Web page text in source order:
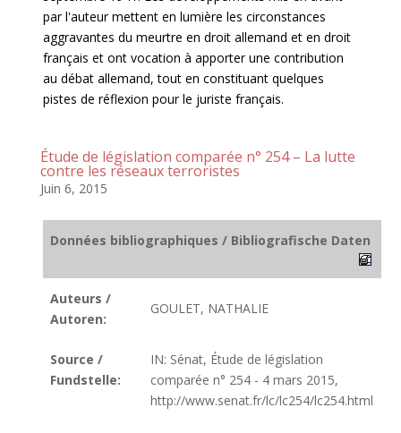
par l'auteur mettent en lumière les circonstances
aggravantes du meurtre en droit allemand et en droit
français et ont vocation à apporter une contribution
au débat allemand, tout en constituant quelques
pistes de réflexion pour le juriste français.
Étude de législation comparée n° 254 – La lutte
contre les réseaux terroristes
Juin 6, 2015
Données bibliographiques / Bibliografische Daten
Auteurs /
Autoren:
GOULET, NATHALIE
Source /
Fundstelle:
IN: Sénat, Étude de législation
comparée n° 254 - 4 mars 2015,
http://www.senat.fr/lc/lc254/lc254.html